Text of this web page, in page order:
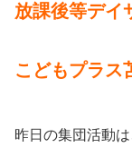
放課後等デイ
こどもプラス
昨日の集団活動は